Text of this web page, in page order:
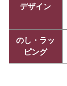
デザイン
のし・ラッ
ピング